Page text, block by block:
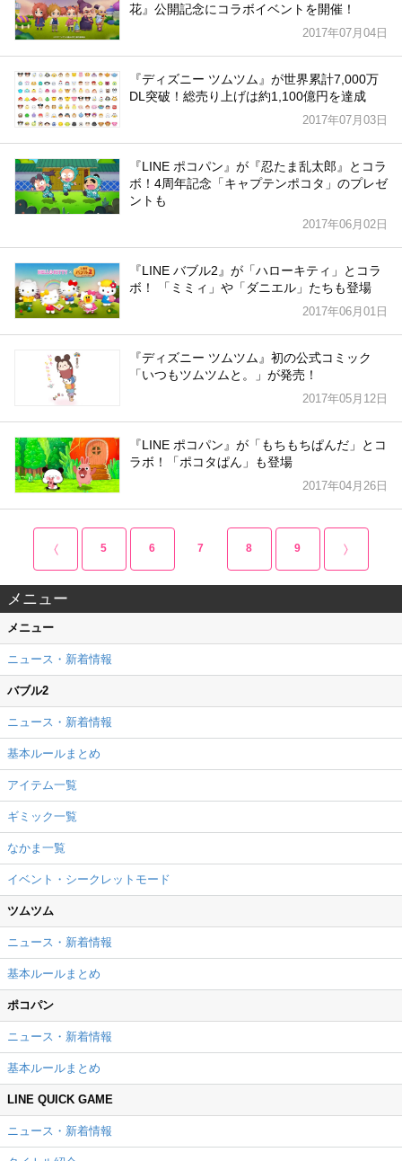
花』公開記念にコラボイベントを開催！
2017年07月04日
『ディズニー ツムツム』が世界累計7,000万
DL突破！総売り上げは約1,100億円を達成
2017年07月03日
『LINE ポコパン』が『忍たま乱太郎』とコラ
ボ！4周年記念「キャプテンポコタ」のプレゼ
ントも
2017年06月02日
『LINE バブル2』が「ハローキティ」とコラ
ボ！ 「ミミィ」や「ダニエル」たちも登場
2017年06月01日
『ディズニー ツムツム』初の公式コミック
「いつもツムツムと。」が発売！
2017年05月12日
『LINE ポコパン』が「もちもちぱんだ」とコ
ラボ！「ポコタぱん」も登場
2017年04月26日
5 6 7 8 9
メニュー
メニュー
ニュース・新着情報
バブル2
ニュース・新着情報
基本ルールまとめ
アイテム一覧
ギミック一覧
なかま一覧
イベント・シークレットモード
ツムツム
ニュース・新着情報
基本ルールまとめ
ポコパン
ニュース・新着情報
基本ルールまとめ
LINE QUICK GAME
ニュース・新着情報